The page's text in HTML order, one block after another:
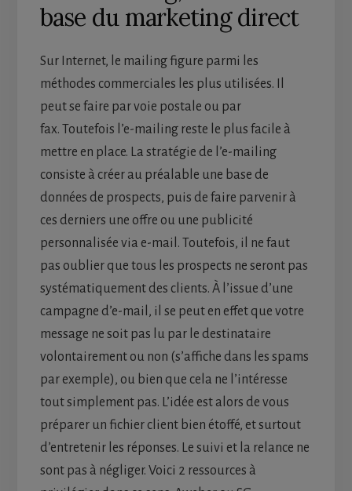
base du marketing direct
Sur Internet, le mailing figure parmi les
méthodes commerciales les plus utilisées. Il
peut se faire par voie postale ou par
fax. Toutefois l’e-mailing reste le plus facile à
mettre en place. La stratégie de l’e-mailing
consiste à créer au préalable une base de
données de prospects, puis de faire parvenir à
ces derniers une offre ou une publicité
personnalisée via e-mail. Toutefois, il ne faut
pas oublier que tous les prospects ne seront pas
systématiquement des clients. À l’issue d’une
campagne d’e-mail, il se peut en effet que votre
message ne soit pas lu par le destinataire
volontairement ou non (s’affiche dans les spams
par exemple), ou bien que cela ne l’intéresse
tout simplement pas. L’idée est alors de vous
préparer un fichier client bien étoffé, et surtout
d’entretenir les réponses. Le suivi et la relance ne
sont pas à négliger. Voici 2 ressources à